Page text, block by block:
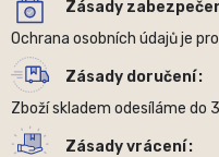
Zásady
Ochrana osobních údajů je
Zásady doručení
Zboží skladem odesíláme do
Zásady vrácení